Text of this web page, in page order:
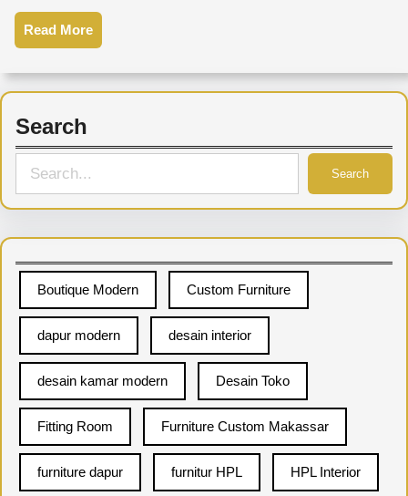
Read More
Search
e
c
h
Search
Boutique Modern Custom Furniture
dapur modern desain interior
desain kamar modern Desain Toko
Fitting Room Furniture Custom Makassar
furniture dapur furnitur HPL HPL Interior